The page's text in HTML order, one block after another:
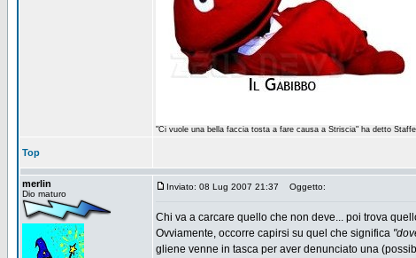
"Ci vuole una bella faccia tosta a fare causa a Striscia" ha detto
Top
merlin
Dio maturo
Inviato: 08 Lug 2007 21:37 Oggetto:
Chi va a carcare quello che non deve... poi trova
Ovviamente, occorre capirsi su quel che significa
gliene venne in tasca per aver denunciato una